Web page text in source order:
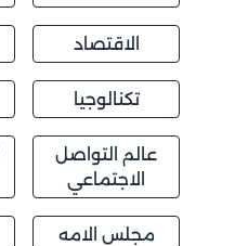
الاقتصاد
تكنالوجيا
عالم التواصل
الاجتماعي
مجلس الامه